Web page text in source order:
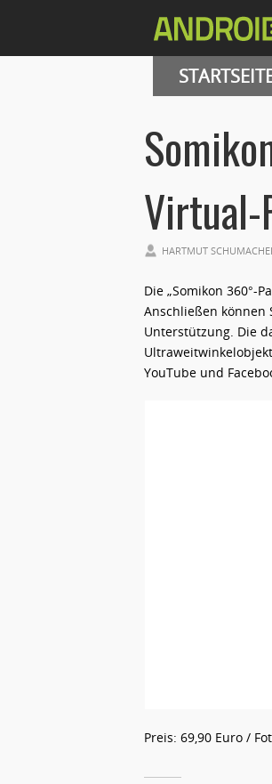
Virtual-
HARTMUT
Die „Somikon 360°-
Anschließen können
Unterstützung. Die
YouTube und
Preis: 69,90 Euro /